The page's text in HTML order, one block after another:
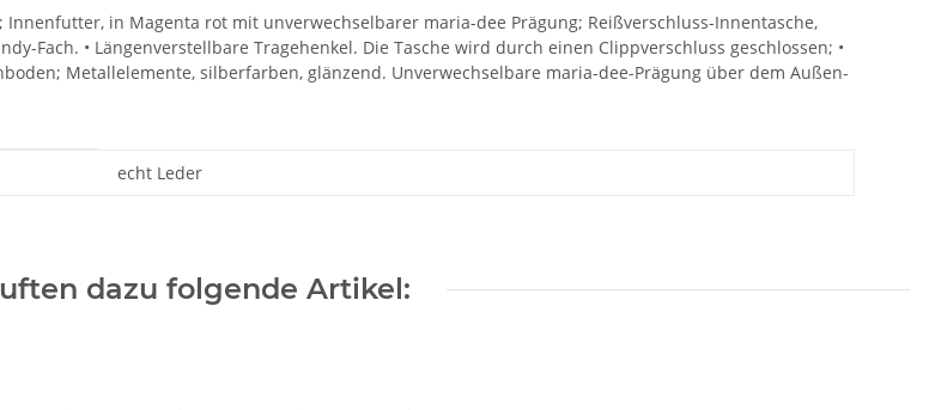
in Magenta rot mit unverwechselbarer maria-dee Prägung; Reißverschluss-Innentasche,
Fach. • Längenverstellbare Tragehenkel. Die Tasche wird durch einen Clippverschluss geschlossen; •
Metallelemente, silberfarben, glänzend. Unverwechselbare maria-dee-Prägung über dem Außen-
echt Leder
dazu folgende Artikel: